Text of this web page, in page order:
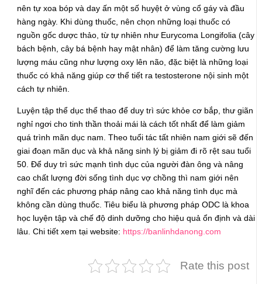
nên tự xoa bóp và day ấn một số huyệt ở vùng cổ gáy và đầu
hàng ngày. Khi dùng thuốc, nên chọn những loại thuốc có
nguồn gốc dược thảo, từ tự nhiên như Eurycoma Longifolia (cây
bách bệnh, cây bá bệnh hay mật nhân) để làm tăng cường lưu
lượng máu cũng như lượng oxy lên não, đặc biệt là những loại
thuốc có khả năng giúp cơ thể tiết ra testosterone nội sinh một
cách tự nhiên.
Luyện tập thể dục thể thao để duy trì sức khỏe cơ bắp, thư giãn
nghỉ ngơi cho tinh thần thoải mái là cách tốt nhất để làm giảm
quá trình mãn dục nam. Theo tuổi tác tất nhiên nam giới sẽ đến
giai đoạn mãn dục và khả năng sinh lý bị giảm đi rõ rệt sau tuổi
50. Để duy trì sức mạnh tình dục của người đàn ông và nâng
cao chất lượng đời sống tình dục vợ chồng thì nam giới nên
nghĩ đến các phương pháp nâng cao khả năng tình dục mà
không cần dùng thuốc. Tiêu biểu là phương pháp ODC là khoa
học luyện tập và chế độ dinh dưỡng cho hiệu quả ổn định và dài
lâu. Chi tiết xem tại website: https://banlinhdanong.com
Rate this post